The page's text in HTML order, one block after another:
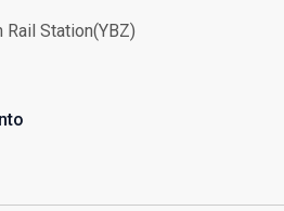
Station(YBZ)